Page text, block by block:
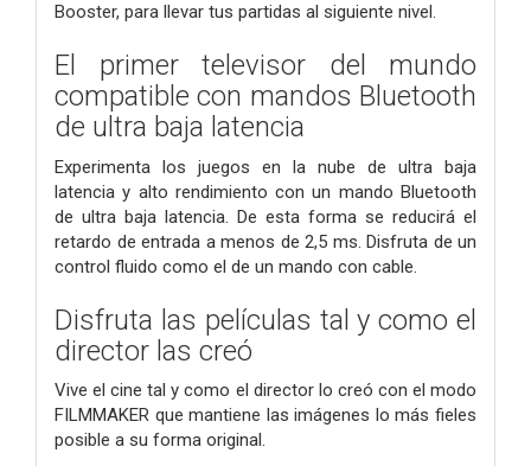
Booster, para llevar tus partidas al siguiente nivel.
El primer televisor del mundo
compatible con mandos Bluetooth
de ultra baja latencia
Experimenta los juegos en la nube de ultra baja
latencia y alto rendimiento con un mando Bluetooth
de ultra baja latencia. De esta forma se reducirá el
retardo de entrada a menos de 2,5 ms. Disfruta de un
control fluido como el de un mando con cable.
Disfruta las películas tal y como el
director las creó
Vive el cine tal y como el director lo creó con el modo
FILMMAKER que mantiene las imágenes lo más fieles
posible a su forma original.